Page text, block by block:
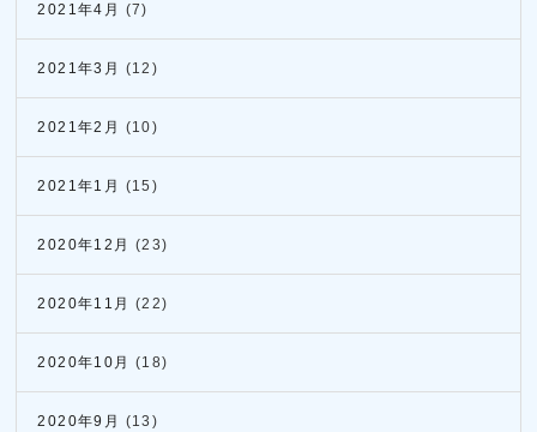
2021年4月 (7)
2021年3月 (12)
2021年2月 (10)
2021年1月 (15)
2020年12月 (23)
2020年11月 (22)
2020年10月 (18)
2020年9月 (13)